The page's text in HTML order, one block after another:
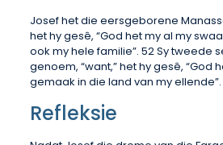
Josef het die eersgeborene
het hy gesê, “God het my al my
ook my hele familie”. 52 Sy tweede
genoem, “want,” het hy gesê, “God
gemaak in die land van my ellende”.
Refleksie